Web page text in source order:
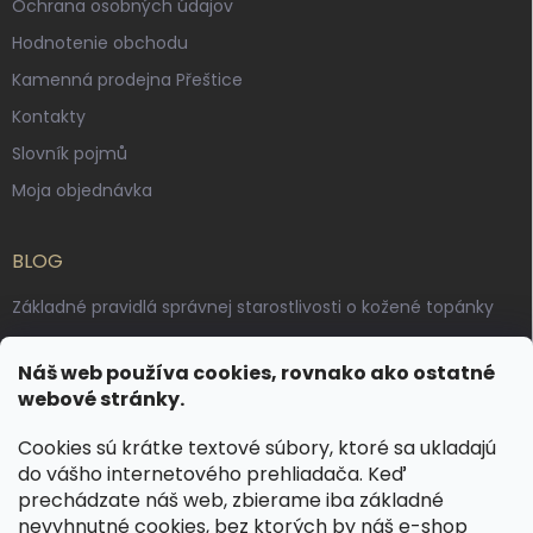
Náš web používa cookies, rovnako ako ostatné
webové stránky.
Cookies sú krátke textové súbory, ktoré sa ukladajú
do vášho internetového prehliadača. Keď
prechádzate náš web, zbierame iba základné
nevyhnutné cookies, bez ktorých by náš e-shop
Ochrana osobných údajov
Hodnotenie obchodu
Kamenná prodejna Přeštice
Kontakty
Slovník pojmů
Moja objednávka
BLOG
Základné pravidlá správnej starostlivosti o kožené topánky
Výroba českých kožených opaskov: vôňa pravej kože, dotyk
remesla
KONTAKT